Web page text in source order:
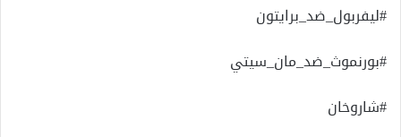
#ليفربول_ضد_برايتون
#بورنموث_ضد_مان_سيتي
#شاروخان